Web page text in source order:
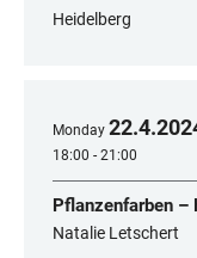
Heidelberg
Monday 22.4.
18:00 - 21:00
Pflanzenfarben –
Natalie Letschert